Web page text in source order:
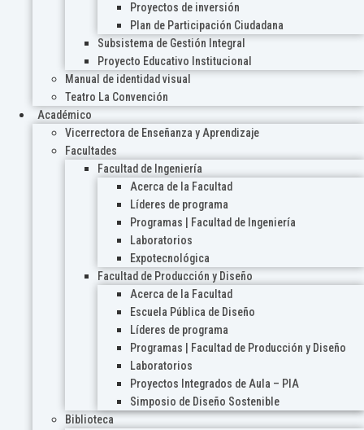
Proyectos de inversión
Plan de Participación Ciudadana
Subsistema de Gestión Integral
Proyecto Educativo Institucional
Manual de identidad visual
Teatro La Convención
Académico
Vicerrectora de Enseñanza y Aprendizaje
Facultades
Facultad de Ingeniería
Acerca de la Facultad
Líderes de programa
Programas | Facultad de Ingeniería
Laboratorios
Expotecnológica
Facultad de Producción y Diseño
Acerca de la Facultad
Escuela Pública de Diseño
Líderes de programa
Programas | Facultad de Producción y Diseño
Laboratorios
Proyectos Integrados de Aula – PIA
Simposio de Diseño Sostenible
Biblioteca